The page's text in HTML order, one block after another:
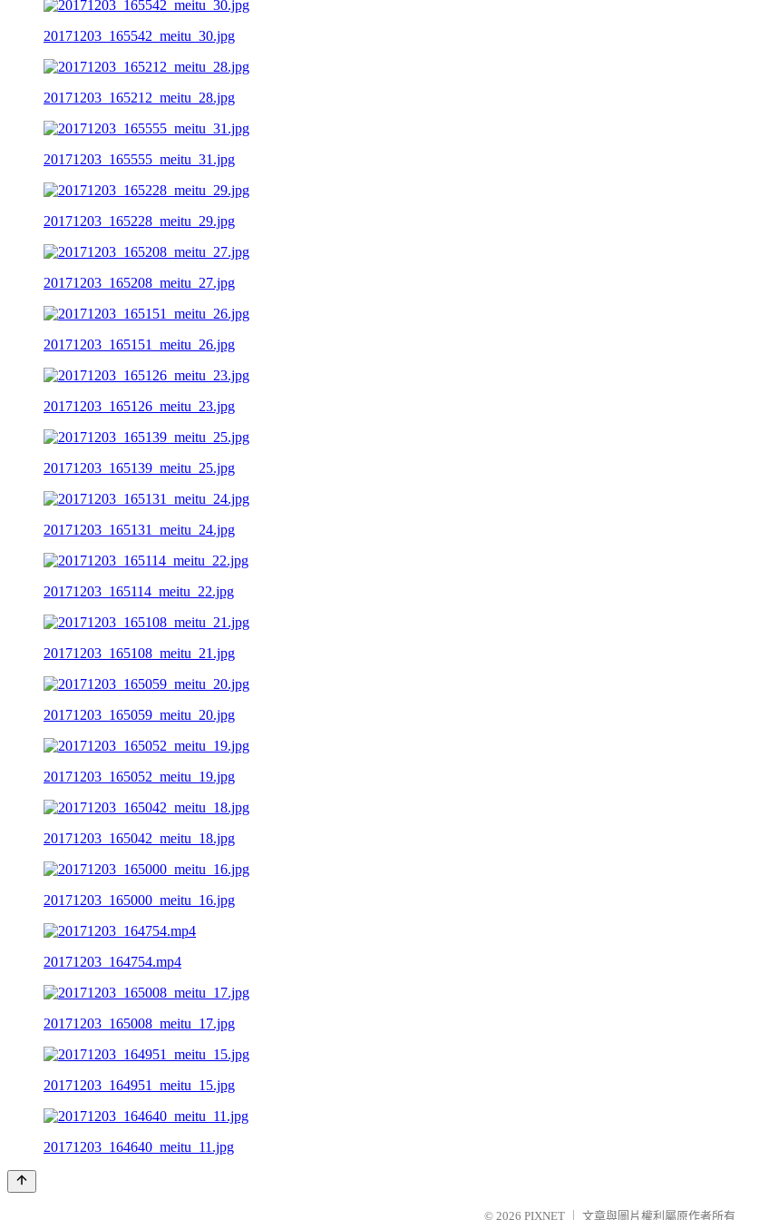
20171203_165542_meitu_30.jpg
20171203_165212_meitu_28.jpg
20171203_165555_meitu_31.jpg
20171203_165228_meitu_29.jpg
20171203_165208_meitu_27.jpg
20171203_165151_meitu_26.jpg
20171203_165126_meitu_23.jpg
20171203_165139_meitu_25.jpg
20171203_165131_meitu_24.jpg
20171203_165114_meitu_22.jpg
20171203_165108_meitu_21.jpg
20171203_165059_meitu_20.jpg
20171203_165052_meitu_19.jpg
20171203_165042_meitu_18.jpg
20171203_165000_meitu_16.jpg
20171203_164754.mp4
20171203_165008_meitu_17.jpg
20171203_164951_meitu_15.jpg
20171203_164640_meitu_11.jpg
© 2026 PIXNET 文章與圖片權利屬原作者所有